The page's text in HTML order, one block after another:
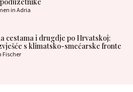
in Adria
cestama i drugdje po Hrvatskoj:
s klimatsko-smećarske fronte
Fischer